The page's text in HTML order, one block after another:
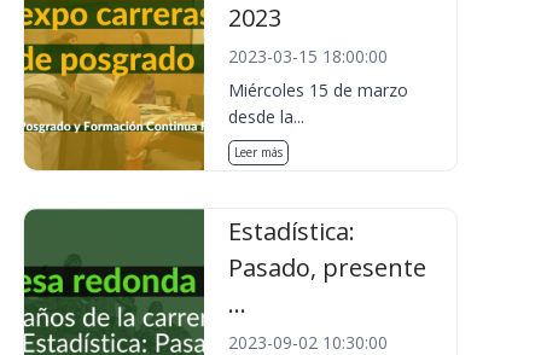
2023
2023-03-15 18:00:00
Miércoles 15 de marzo
desde la...
Leer más
Estadística:
Pasado, presente
...
2023-09-02 10:30:00